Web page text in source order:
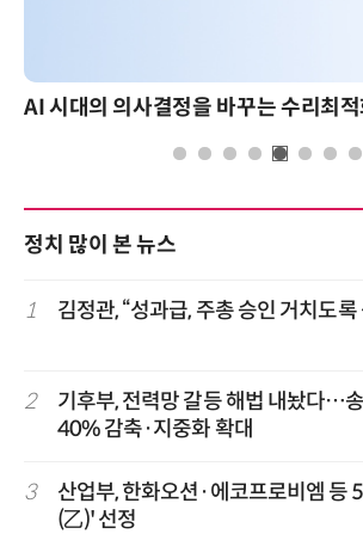
정치 많이 본 뉴스
1 김정관, “성과급, 주총 승인 거치도록
2
기후부, 전력망 갈등 해법 내놨다…
40% 감축·지중화 확대
3
산업부, 한화오션·에코프로비엠 등
(乙)' 선정